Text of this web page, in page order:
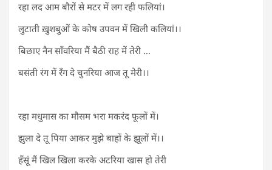
रहा लद आम बौरों से मटर में लग रही फलियां।
लुटाती ख़ुशबुओं के कोष उपवन में खिली कलियां।।
बिछाए नैन साँवरिया मैं बैठी राह में तेरी …
बसंती रंग में रँग दे चुनरिया आज तू मेरी।।
रहा मधुमास का मौसम भरा मकरंद फूलों में।
झुला दे तू पिया आकर मुझे बाहों के झूलों में।।
हँसूं मैं खिल खिला करके अटरिया खास हो तेरी